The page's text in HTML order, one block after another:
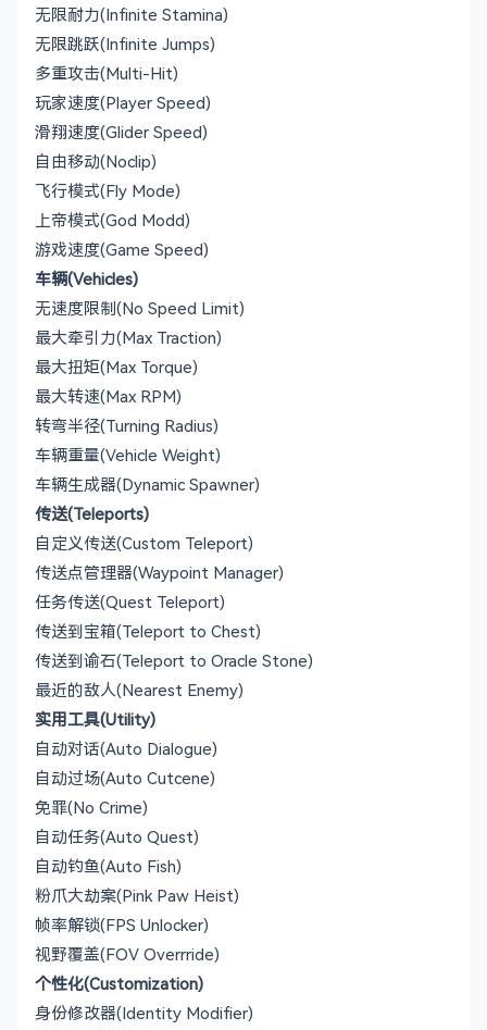
无限耐力(Infinite Stamina)
无限跳跃(Infinite Jumps)
多重攻击(Multi-Hit)
玩家速度(Player Speed)
滑翔速度(Glider Speed)
自由移动(Noclip)
飞行模式(Fly Mode)
上帝模式(God Modd)
游戏速度(Game Speed)
车辆(Vehicles)
无速度限制(No Speed Limit)
最大牵引力(Max Traction)
最大扭矩(Max Torque)
最大转速(Max RPM)
转弯半径(Turning Radius)
车辆重量(Vehicle Weight)
车辆生成器(Dynamic Spawner)
传送(Teleports)
自定义传送(Custom Teleport)
传送点管理器(Waypoint Manager)
任务传送(Quest Teleport)
传送到宝箱(Teleport to Chest)
传送到谕石(Teleport to Oracle Stone)
最近的敌人(Nearest Enemy)
实用工具(Utility)
自动对话(Auto Dialogue)
自动过场(Auto Cutcene)
免罪(No Crime)
自动任务(Auto Quest)
自动钓鱼(Auto Fish)
粉爪大劫案(Pink Paw Heist)
帧率解锁(FPS Unlocker)
视野覆盖(FOV Overrride)
个性化(Customization)
身份修改器(Identity Modifier)